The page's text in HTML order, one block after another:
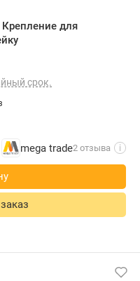
Крепление для
срок.
mega trade2 отзыва i